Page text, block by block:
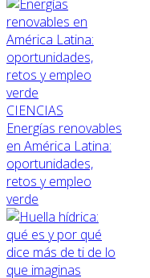
CIENCIAS
Energías renovables
en América Latina:
oportunidades,
retos y empleo
verde